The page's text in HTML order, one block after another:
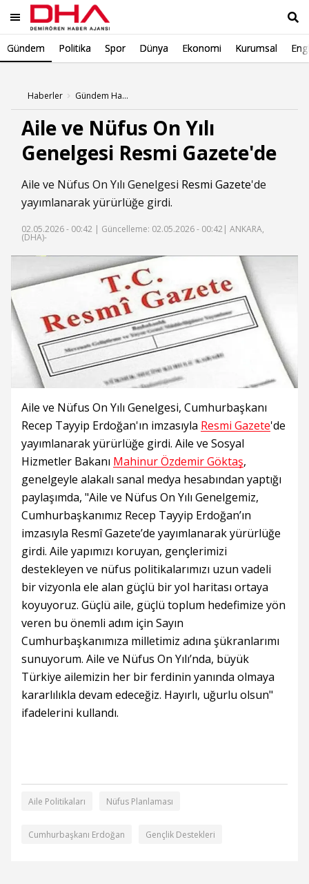
Gündem Politika Spor Dünya Ekonomi Kurumsal
Haberler Gündem Haberleri
Aile ve Nüfus On Yılı
Genelgesi Resmi Gazete'de
Aile ve Nüfus On Yılı Genelgesi Resmi Gazete'de
yayımlanarak yürürlüğe girdi.
02.05.2026 - 00:42 | Güncelleme: 02.05.2026 - 00:42 | ANKARA,
(DHA)-
Aile ve Nüfus On Yılı Genelgesi, Cumhurbaşkanı
Recep Tayyip Erdoğan'ın imzasıyla Resmi Gazete'de
yayımlanarak yürürlüğe girdi. Aile ve Sosyal
Hizmetler Bakanı Mahinur Özdemir Göktaş,
genelgeyle alakalı sanal medya hesabından yaptığı
paylaşımda, "Aile ve Nüfus On Yılı Genelgemiz,
Cumhurbaşkanımız Recep Tayyip Erdoğan’ın
imzasıyla Resmî Gazete’de yayımlanarak yürürlüğe
girdi. Aile yapımızı koruyan, gençlerimizi
destekleyen ve nüfus politikalarımızı uzun vadeli
bir vizyonla ele alan güçlü bir yol haritası ortaya
koyuyoruz. Güçlü aile, güçlü toplum hedefimize yön
veren bu önemli adım için Sayın
Cumhurbaşkanımıza milletimiz adına şükranlarımı
sunuyorum. Aile ve Nüfus On Yılı’nda, büyük
Türkiye ailemizin her bir ferdinin yanında olmaya
kararlılıkla devam edeceğiz. Hayırlı, uğurlu olsun"
ifadelerini kullandı.
Aile Politikaları Nüfus Planlaması
Cumhurbaşkanı Erdoğan Gençlik Destekleri